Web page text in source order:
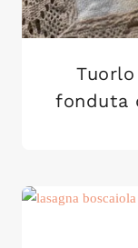
fonduta